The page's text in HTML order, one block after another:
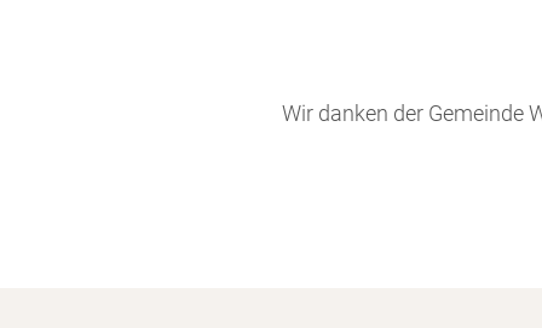
Wir danken der Gemeinde